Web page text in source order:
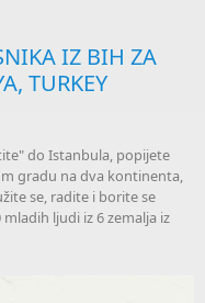
IZ BIH ZA
TURKEY
do Istanbula, popijete
gradu na dva kontinenta,
se, radite i borite se
ljudi iz 6 zemalja iz